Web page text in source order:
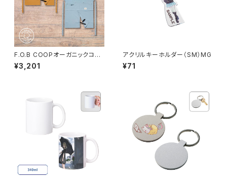
F.O.B COOPオーガニックコッ
トンワークエプロン ハーフ M
G
¥3,201
アクリルキーホルダー（SM）MG
¥71